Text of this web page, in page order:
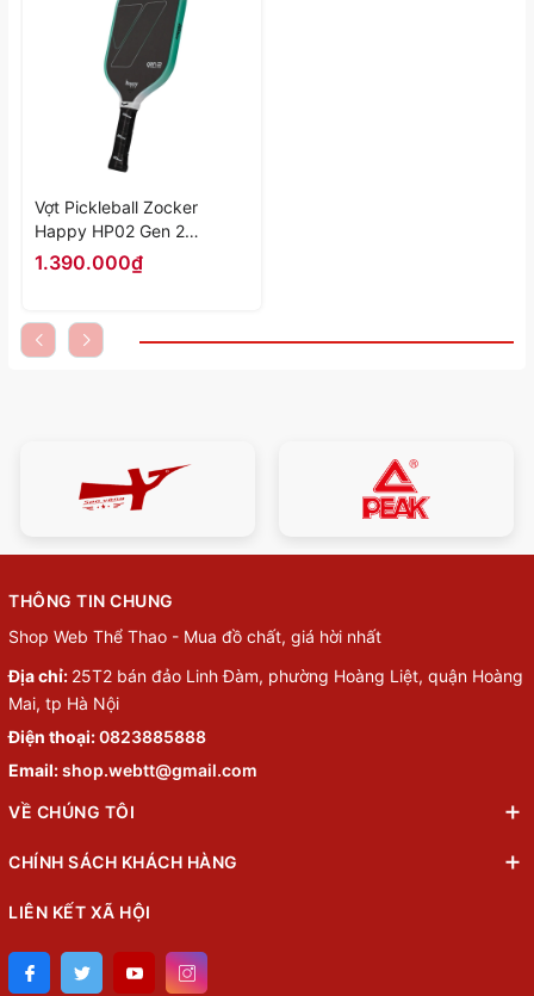
Vợt Pickleball Zocker
Happy HP02 Gen 2
"White/Mint" HP02-G2-03 -
Hàng Chính Hãng
1.390.000₫
THÔNG TIN CHUNG
Shop Web Thể Thao - Mua đồ chất, giá hời nhất
Địa chỉ: 25T2 bán đảo Linh Đàm, phường Hoàng Liệt, quận Hoàng
Mai, tp Hà Nội
Điện thoại:0823885888
Email:shop.webtt@gmail.com
VỀ CHÚNG TÔI
CHÍNH SÁCH KHÁCH HÀNG
LIÊN KẾT XÃ HỘI